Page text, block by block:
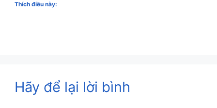
Thích điều này:
Hãy để lại lời bình